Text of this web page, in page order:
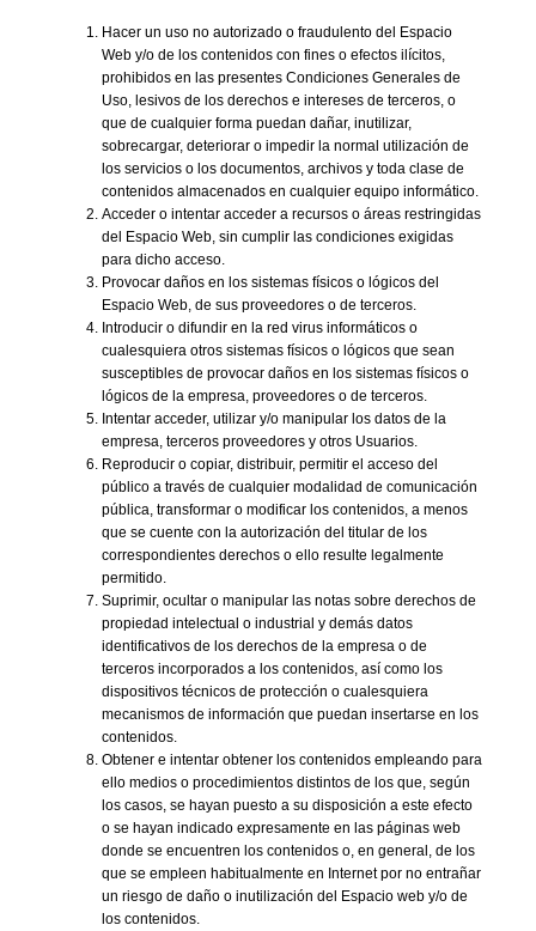
Hacer un uso no autorizado o fraudulento del Espacio
Web y/o de los contenidos con fines o efectos ilícitos,
prohibidos en las presentes Condiciones Generales de
Uso, lesivos de los derechos e intereses de terceros, o
que de cualquier forma puedan dañar, inutilizar,
sobrecargar, deteriorar o impedir la normal utilización de
los servicios o los documentos, archivos y toda clase de
contenidos almacenados en cualquier equipo informático.
Acceder o intentar acceder a recursos o áreas restringidas
del Espacio Web, sin cumplir las condiciones exigidas
para dicho acceso.
Provocar daños en los sistemas físicos o lógicos del
Espacio Web, de sus proveedores o de terceros.
Introducir o difundir en la red virus informáticos o
cualesquiera otros sistemas físicos o lógicos que sean
susceptibles de provocar daños en los sistemas físicos o
lógicos de la empresa, proveedores o de terceros.
Intentar acceder, utilizar y/o manipular los datos de la
empresa, terceros proveedores y otros Usuarios.
Reproducir o copiar, distribuir, permitir el acceso del
público a través de cualquier modalidad de comunicación
pública, transformar o modificar los contenidos, a menos
que se cuente con la autorización del titular de los
correspondientes derechos o ello resulte legalmente
permitido.
Suprimir, ocultar o manipular las notas sobre derechos de
propiedad intelectual o industrial y demás datos
identificativos de los derechos de la empresa o de
terceros incorporados a los contenidos, así como los
dispositivos técnicos de protección o cualesquiera
mecanismos de información que puedan insertarse en los
contenidos.
Obtener e intentar obtener los contenidos empleando para
ello medios o procedimientos distintos de los que, según
los casos, se hayan puesto a su disposición a este efecto
o se hayan indicado expresamente en las páginas web
donde se encuentren los contenidos o, en general, de los
que se empleen habitualmente en Internet por no entrañar
un riesgo de daño o inutilización del Espacio web y/o de
los contenidos.